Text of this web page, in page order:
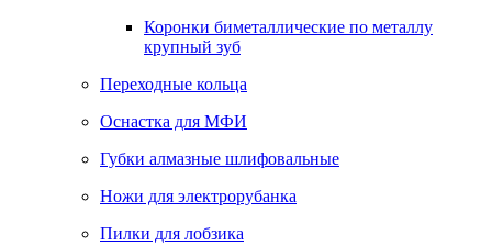
Коронки биметаллические по металлу
крупный зуб
Переходные кольца
Оснастка для МФИ
Губки алмазные шлифовальные
Ножи для электрорубанка
Пилки для лобзика